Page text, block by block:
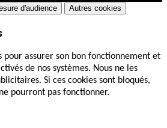
d'audience Autres cookies
pour assurer son bon fonctionnement et
de nos systèmes. Nous ne les
Si ces cookies sont bloqués,
pourront pas fonctionner.